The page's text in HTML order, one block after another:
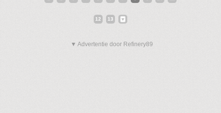
12 13
▼ Advertentie door Refinery89